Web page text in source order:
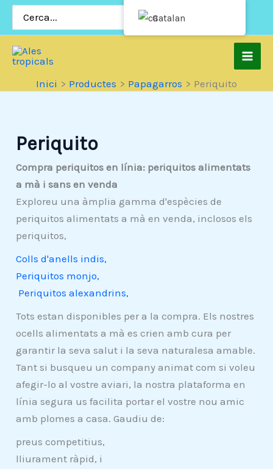
Salta
Inici Productes Papagarros Periquito
Periquito
Compra periquitos en línia: periquitos alimentats
a mà i sans en venda
Exploreu una àmplia gamma d'espècies de
periquitos alimentats a mà en venda, inclosos els
periquitos,
Colls d'anells indis,
Periquitos monjo,
Periquitos alexandrins,
Tots estan disponibles per a la compra. Els nostres
ocells alimentats a mà es crien amb cura per
garantir la seva salut i la seva naturalesa amable.
Tant si busqueu un company animat com si voleu
afegir-lo al vostre aviari, la nostra plataforma en
línia segura us facilita portar el vostre nou amic
amb plomes a casa. Gaudiu de:
preus competitius,
lliurament ràpid, i
Catalan